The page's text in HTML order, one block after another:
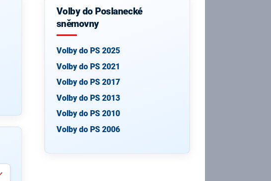
Volby do Poslanecké
sněmovny
Volby do PS 2025
Volby do PS 2021
Volby do PS 2017
Volby do PS 2013
Volby do PS 2010
Volby do PS 2006